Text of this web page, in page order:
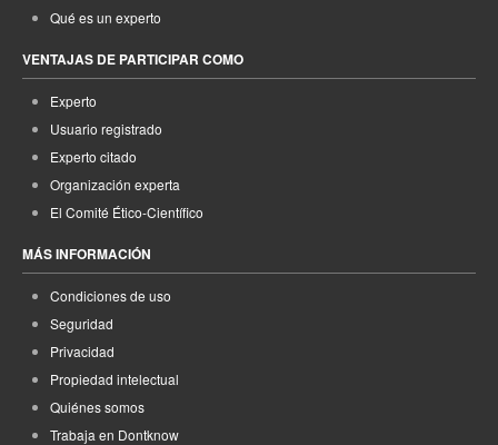
Qué es un experto
VENTAJAS DE PARTICIPAR COMO
Experto
Usuario registrado
Experto citado
Organización experta
El Comité Ético-Científico
MÁS INFORMACIÓN
Condiciones de uso
Seguridad
Privacidad
Propiedad intelectual
Quiénes somos
Trabaja en Dontknow